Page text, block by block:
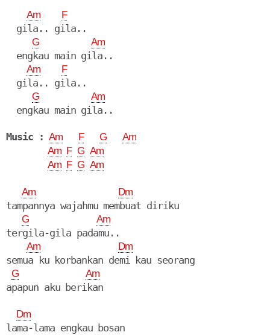
Am F
  gila.. gila..
G Am
  engkau main gila..
Am F
  gila.. gila..
G Am
  engkau main gila..
Music : Am F G
Am
Am F G Am
Am F G Am
Am Dm
tampannya wajahmu membuat diriku
G Am
tergila-gila padamu..
Am Dm
semua ku korbankan demi kau seorang
G Am
apapun aku berikan
Dm
lama-lama engkau bosan